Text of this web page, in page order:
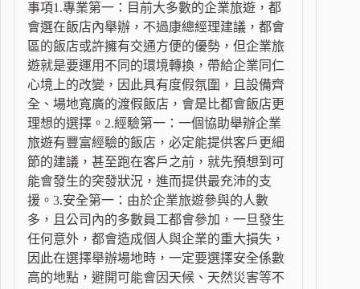
事項1.專業第一：目前大多數的企業旅遊，都
會選在飯店內舉辦，不過康總經理建議，都會
區的飯店或許擁有交通方便的優勢，但企業旅
遊就是要運用不同的環境轉換，帶給企業同仁
心境上的改變，因此具有度假氛圍，且設備齊
全、場地寬廣的渡假飯店，會是比都會飯店更
理想的選擇。2.經驗第一：一個協助舉辦企業
旅遊有豐富經驗的飯店，必定能提供客戶更細
節的建議，甚至跑在客戶之前，就先預想到可
能會發生的突發狀況，進而提供最充沛的支
援。3.安全第一：由於企業旅遊參與的人數
多，且公司內的多數員工都會參加，一旦發生
任何意外，都會造成個人與企業的重大損失，
因此在選擇舉辦場地時，一定要選擇安全係數
高的地點，避開可能會因天候、天然災害等不